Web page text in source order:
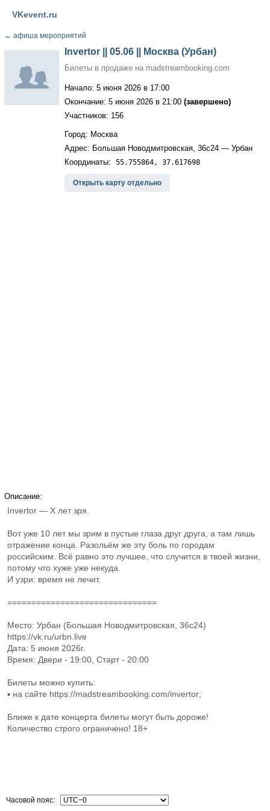
VKevent.ru
← афиша мероприятий
Invertor || 05.06 || Москва (Урбан)
Билеты в продаже на madstreambooking.com
Начало: 5 июня 2026 в 17:00
Окончание: 5 июня 2026 в 21:00 (завершено)
Участников: 156
Город: Москва
Адрес: Большая Новодмитровская, 36с24 — Урбан
Координаты: 55.755864, 37.617698
Открыть карту отдельно
Описание:
Invertor — Х лет зря.
Вот уже 10 лет мы зрим в пустые глаза друг друга, а там лишь
отражение конца. Разольём же эту боль по городам
российским. Всё равно это лучшее, что случится в твоей жизни,
потому что хуже уже некуда.
И узри: время не лечит.
===============================
Место: Урбан (Большая Новодмитровская, 36с24)
https://vk.ru/urbn.live
Дата: 5 июня 2026г.
Время: Двери - 19:00, Старт - 20:00
Билеты можно купить:
▪ на сайте https://madstreambooking.com/invertor;
Ближе к дате концерта билеты могут быть дороже!
Количество строго ограничено! 18+
Часовой пояс: